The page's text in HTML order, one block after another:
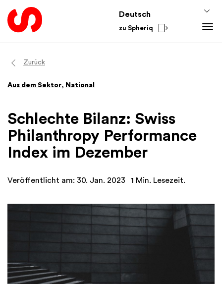
Deutsch
zu Spheriq
Verzeichnis
Recherche
Spenden-Tools
Netzwerke
Fundraising-Tipps
Finanzen
Academy
Aus dem Sektor
International
Zurück
Aus dem Sektor, National
Schlechte Bilanz: Swiss
Philanthropy Performance
Index im Dezember
Veröffentlicht am: 30. Jan. 2023 1 Min. Lesezeit.